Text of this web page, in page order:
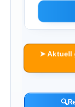
➤ Aktuell
🔍